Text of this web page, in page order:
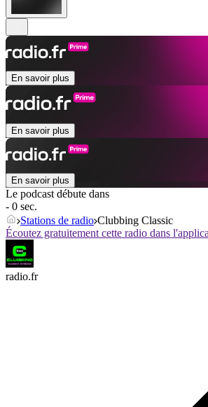
En savoir plus
En savoir plus
En savoir plus
Le podcast débute dans
- 0 sec.
Stations de radio Clubbing Classic
Écoutez gratuitement cette radio dans
radio.fr